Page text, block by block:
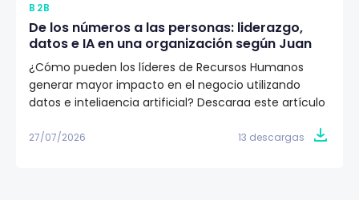
B2B
De los números a las personas: liderazgo,
datos e IA en una organización según Juan
Eduardo Jaramillo
¿Cómo pueden los líderes de Recursos Humanos
generar mayor impacto en el negocio utilizando
datos e inteligencia artificial? Descarga este artículo
VP de Talento Humano en Emtelco, sobre el papel del
27/07/2026 13 descargas